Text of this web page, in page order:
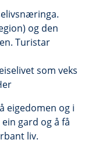
og den
Turistar
som veks
eigedomen og i
gard og å få
liv.